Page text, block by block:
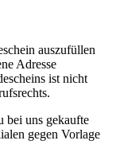
auszufüllen
Adresse
ist nicht
bei uns gekaufte
gegen Vorlage